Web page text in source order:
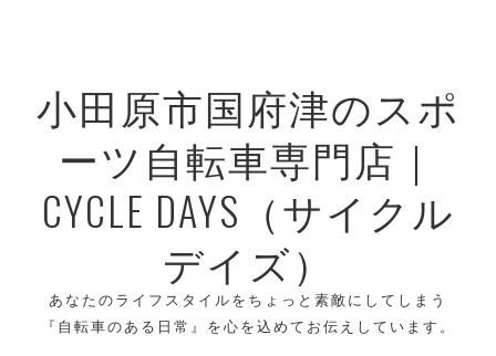
小田原市国府津のスポ
ーツ自転車専門店｜
CYCLE DAYS（サイクル
デイズ）
あなたのライフスタイルをちょっと素敵にしてしまう
『自転車のある日常』を心を込めてお伝えしています。